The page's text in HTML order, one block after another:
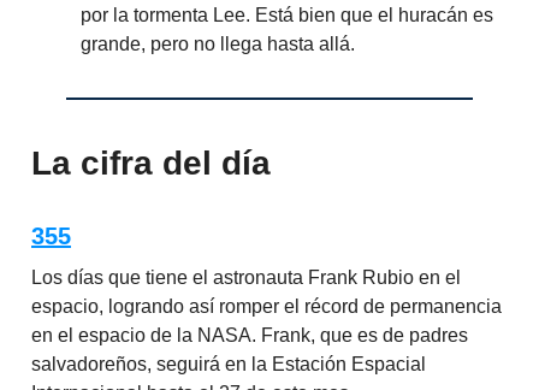
por la tormenta Lee. Está bien que el huracán es
grande, pero no llega hasta allá.
La cifra del día
355
Los días que tiene el astronauta Frank Rubio en el
espacio, logrando así romper el récord de permanencia
en el espacio de la NASA. Frank, que es de padres
salvadoreños, seguirá en la Estación Espacial